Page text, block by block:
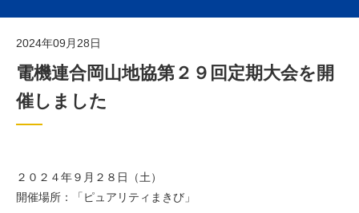
2024年09月28日
電機連合岡山地協第２９回定期大会を開
催しました
２０２４年９月２８日（土）
開催場所：「ピュアリティまきび」